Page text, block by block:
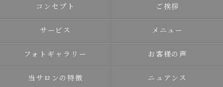
コンセプト ご挨拶
サービス メニュー
フォトギャラリー お客様の声
当サロンの特徴 ニュアンス